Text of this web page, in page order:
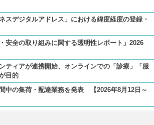
スデジタルアドレス」における緯度経度の登録・
安全の取り組みに関する透明性レポート」2026
ティアが連携開始、オンラインでの「診療」「服
目的
中の集荷・配達業務を発表 【2026年8月12日～